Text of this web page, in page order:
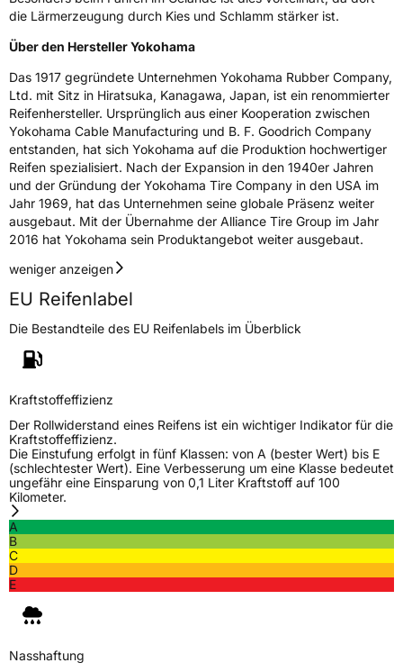
die Lärmerzeugung durch Kies und Schlamm stärker ist.
Über den Hersteller Yokohama
Das 1917 gegründete Unternehmen Yokohama Rubber Company,
Ltd. mit Sitz in Hiratsuka, Kanagawa, Japan, ist ein renommierter
Reifenhersteller. Ursprünglich aus einer Kooperation zwischen
Yokohama Cable Manufacturing und B. F. Goodrich Company
entstanden, hat sich Yokohama auf die Produktion hochwertiger
Reifen spezialisiert. Nach der Expansion in den 1940er Jahren
und der Gründung der Yokohama Tire Company in den USA im
Jahr 1969, hat das Unternehmen seine globale Präsenz weiter
ausgebaut. Mit der Übernahme der Alliance Tire Group im Jahr
2016 hat Yokohama sein Produktangebot weiter ausgebaut.
weniger anzeigen
EU Reifenlabel
Die Bestandteile des EU Reifenlabels im Überblick
Kraftstoffeffizienz
Der Rollwiderstand eines Reifens ist ein wichtiger Indikator für die
Kraftstoffeffizienz.
Die Einstufung erfolgt in fünf Klassen: von A (bester Wert) bis E
(schlechtester Wert). Eine Verbesserung um eine Klasse bedeutet
ungefähr eine Einsparung von 0,1 Liter Kraftstoff auf 100
Kilometer.
A
B
C
D
E
Nasshaftung